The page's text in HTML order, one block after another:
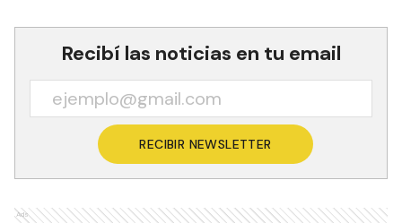
Recibí las noticias en tu email
RECIBIR NEWSLETTER
Ads